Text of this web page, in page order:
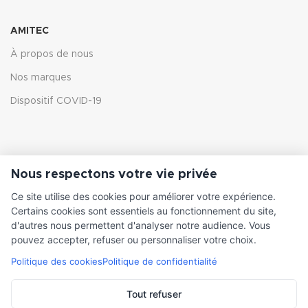
AMITEC
À propos de nous
Nos marques
Dispositif COVID-19
Variateur de fréquence
Accessoires
Nous respectons votre vie privée
Ce site utilise des cookies pour améliorer votre expérience.
Certains cookies sont essentiels au fonctionnement du site,
d'autres nous permettent d'analyser notre audience. Vous
pouvez accepter, refuser ou personnaliser votre choix.
Politique des cookiesPolitique de confidentialité
Tout refuser